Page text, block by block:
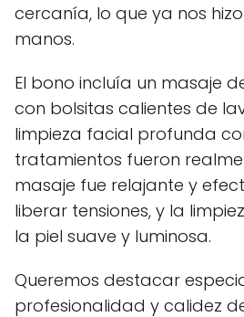
cercanía, lo que ya nos
manos.
El bono incluía un masaje
con bolsitas calientes de
limpieza facial profunda
tratamientos fueron
masaje fue relajante y
liberar tensiones, y la
la piel suave y luminosa.
Queremos destacar
profesionalidad y calidez